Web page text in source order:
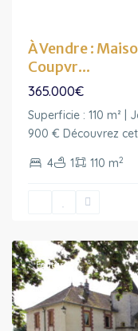
À Vendre :
Coupvr...
365.000€
Superficie : 110 m² |
900 € Découvrez
4 1 110 m2
Featured